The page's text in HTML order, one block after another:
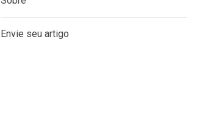
Envie seu artigo